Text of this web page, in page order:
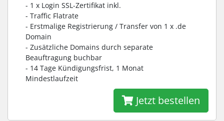
- 1 x Login SSL-Zertifikat inkl.
- Traffic Flatrate
- Erstmalige Registrierung / Transfer von 1 x .de
Domain
- Zusätzliche Domains durch separate
Beauftragung buchbar
- 14 Tage Kündigungsfrist, 1 Monat
Mindestlaufzeit
Jetzt bestellen